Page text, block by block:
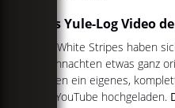
Das Yule-Log Video
Die White Stripes haben
Weihnachten etwas ganz
haben ein eigenes,
auf YouTube hochgeladen.